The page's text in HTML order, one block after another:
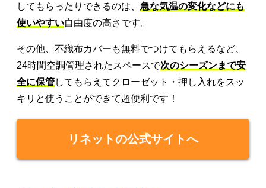
してもらったりできるのは、 急な気温の変化などにも
使いやすい自由度の高さです。
その他、不織布カバーも無料でつけてもらえるなど、
24時間空調管理されたスペースで次のシーズンまで安
全に保管してもらえてクローゼット・押し入れをスッ
キリと使うことができて超便利です！
リネットの公式サイトへ